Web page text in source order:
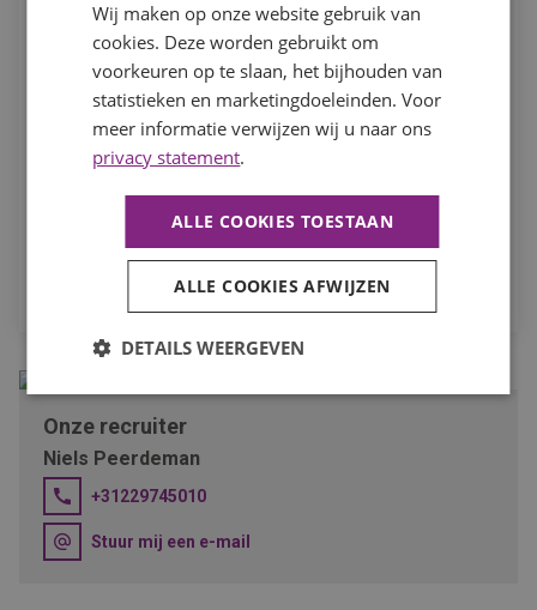
verwerken we je persoonsgegevens. Hierbij nemen we de
noodzakelijke zorgvuldigheid in acht. Meer hierover kun je
lezen in onsprivacystatement. Om je actief naar werk te
kunnen bemiddelen, willen we je toestemming vragen om
deze gegevens te mogen verwerken en aan eventuele
derden, waaronder opdrachtgevers, te verstrekken.
verwerkt ten behoeve van mijn sollicitatie.
SOLLICITEER
Onze recruiter
Niels Peerdeman
+31229745010
Stuur mij een e-mail
Wij maken op onze website gebruik van
cookies. Deze worden gebruikt om
voorkeuren op te slaan, het bijhouden van
statistieken en marketingdoeleinden. Voor
meer informatie verwijzen wij u naar ons
privacy statement.
ALLE COOKIES TOESTAAN
ALLE COOKIES AFWIJZEN
DETAILS WEERGEVEN